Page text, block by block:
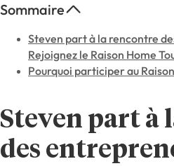
Sommaire
Steven part à la rencontre
Rejoignez le Raison Home
Pourquoi participer au
Steven part à
des